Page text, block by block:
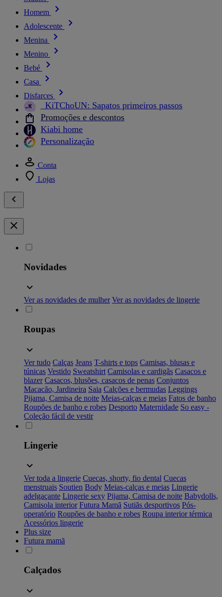
Homem
Adolescente
Menina
Menino
Bebé
Casa
Disfarces
_KiTChoUN: Sapatos primeiros passos
Promoções e descontos
Kiabi home
Personalização
Conta
Lojas
Novidades
Ver as novidades de mulher Ver as novidades de lingerie
Roupas
Ver tudo Calças Jeans T-shirts e tops Camisas, blusas e
túnicas Vestido Sweatshirt Camisolas e cardigãs Casacos e
blazer Casacos, blusões, casacos de penas Conjuntos
Macacão, Jardineira Saia Calções e bermudas Leggings
Pijama, Camisa de noite Meias-calças e meias Fatos de banho
Roupões de banho e robes Desporto Maternidade So easy -
Coleção fácil de vestir
Lingerie
Ver toda a lingerie Cuecas, shorty, fio dental Cuecas
menstruais Soutien Body Meias-calças e meias Lingerie
adelgaçante Lingerie sexy Pijama, Camisa de noite Babydolls,
Camisola interior Futura Mamã Sutiãs desportivos Pós-
operatório Roupões de banho e robes Roupa interior térmica
Acessórios lingerie
Plus size
Futura mamã
Calçados